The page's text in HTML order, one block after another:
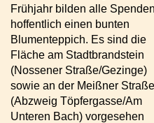
Frühjahr bilden alle Spenden
hoffentlich einen bunten
Blumenteppich. Es sind die
Fläche am Stadtbrandstein
(Nossener Straße/Gezinge)
sowie an der Meißner Straße
(Abzweig Töpfergasse/Am
Unteren Bach) vorgesehen